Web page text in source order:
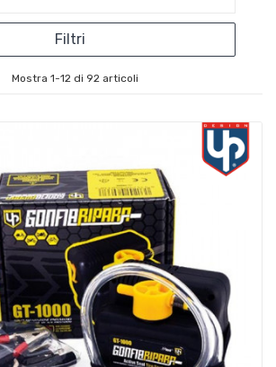
Filtri
Mostra 1-12 di 92 articoli